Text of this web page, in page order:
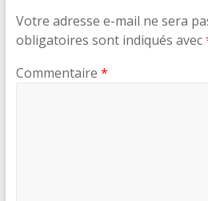
Votre adresse e-mail ne sera
obligatoires sont indiqués avec
Commentaire *